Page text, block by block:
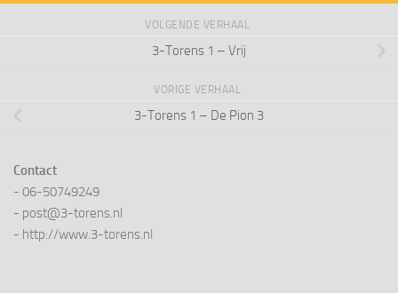
VOLGENDE VERHAAL
3-Torens 1 – Vrij
VORIGE VERHAAL
3-Torens 1 – De Pion 3
Contact
- 06-50749249
- post@3-torens.nl
- http://www.3-torens.nl